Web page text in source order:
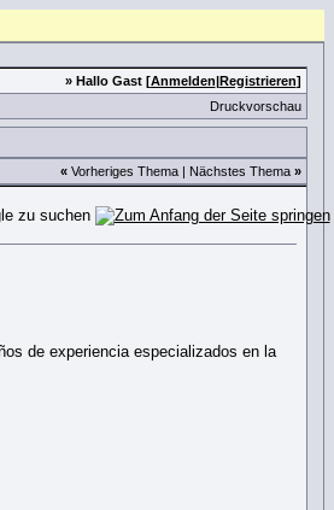
» Hallo Gast [Anmelden Registrieren]
Druckvorschau
« Vorheriges Thema| Nächstes Thema »
de experiencia especializados en la